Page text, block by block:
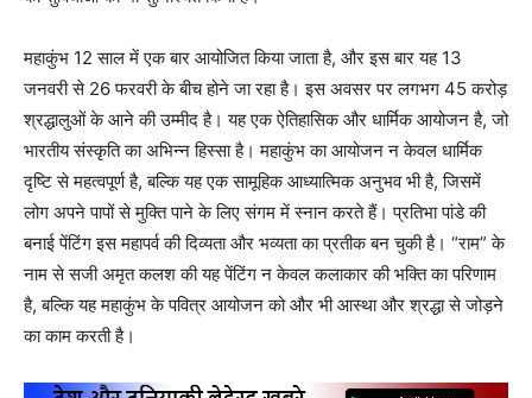
महाकुंभ 12 साल में एक बार आयोजित किया जाता है, और इस बार यह 13
जनवरी से 26 फरवरी के बीच होने जा रहा है। इस अवसर पर लगभग 45 करोड़
श्रद्धालुओं के आने की उम्मीद है। यह एक ऐतिहासिक और धार्मिक आयोजन है, जो
भारतीय संस्कृति का अभिन्न हिस्सा है। महाकुंभ का आयोजन न केवल धार्मिक
दृष्टि से महत्वपूर्ण है, बल्कि यह एक सामूहिक आध्यात्मिक अनुभव भी है, जिसमें
लोग अपने पापों से मुक्ति पाने के लिए संगम में स्नान करते हैं। प्रतिभा पांडे की
बनाई पेंटिंग इस महापर्व की दिव्यता और भव्यता का प्रतीक बन चुकी है। “राम” के
नाम से सजी अमृत कलश की यह पेंटिंग न केवल कलाकार की भक्ति का परिणाम
है, बल्कि यह महाकुंभ के पवित्र आयोजन को और भी आस्था और श्रद्धा से जोड़ने
का काम करती है।